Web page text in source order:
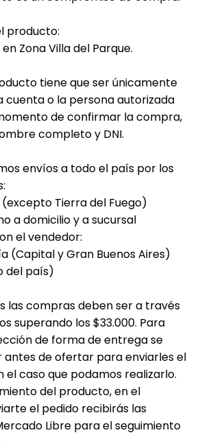
producto:
Zona Villa del Parque.
tiene que ser únicamente
cuenta o la persona autorizada
de confirmar la compra,
completo y DNI.
envíos a todo el país por los
Tierra del Fuego)
a domicilio y a sucursal
el vendedor:
(Capital y Gran Buenos Aires)
del país)
las compras deben ser a través
superando los $33.000. Para
de forma de entrega se
de ofertar para enviarles el
el caso que podamos realizarlo.
del producto, en el
el pedido recibirás las
Libre para el seguimiento